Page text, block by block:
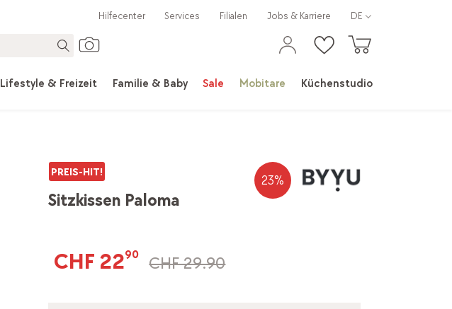
Lifestyle & Freizeit Familie & Baby Sale Mobitare Küchenstudio
Hilfecenter Services Filialen Jobs & Karriere DE
PREIS-HIT!
23%
Sitzkissen Paloma
CHF 2290 CHF 29.90